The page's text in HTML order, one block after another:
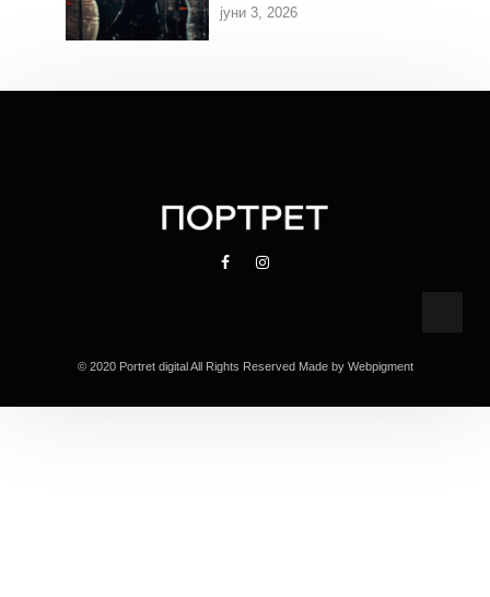
јуни 3, 2026
© 2020 Portret digital All Rights Reserved Made by Webpigment